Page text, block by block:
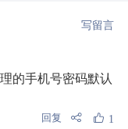
写留言
的手机号密码默认
回复 1